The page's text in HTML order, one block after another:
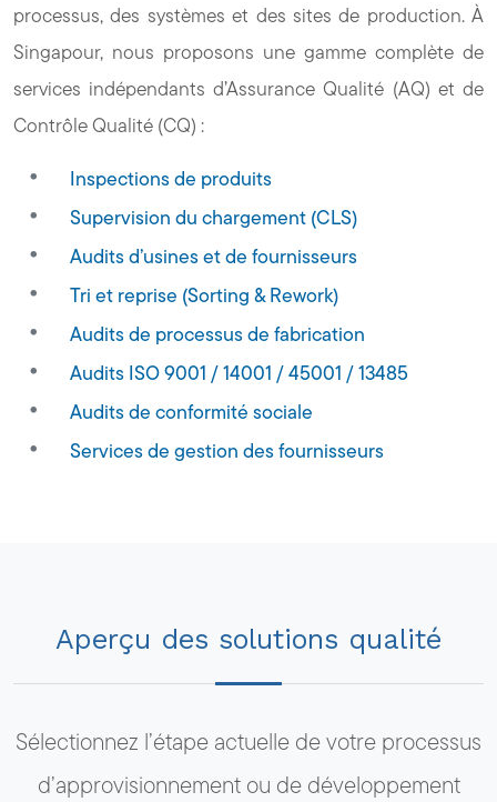
processus, des systèmes et des sites de production. À
Singapour, nous proposons une gamme complète de
services indépendants d’Assurance Qualité (AQ) et de
Contrôle Qualité (CQ) :
Inspections de produits
Supervision du chargement (CLS)
Audits d’usines et de fournisseurs
Tri et reprise (Sorting & Rework)
Audits de processus de fabrication
Audits ISO 9001 / 14001 / 45001 / 13485
Audits de conformité sociale
Services de gestion des fournisseurs
Aperçu des solutions qualité
Sélectionnez l’étape actuelle de votre processus
d’approvisionnement ou de développement